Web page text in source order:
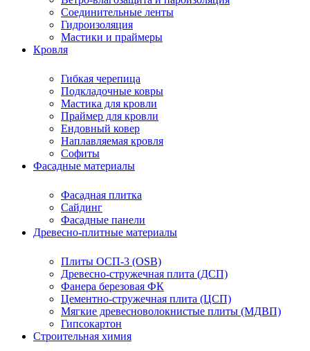
Соединительные ленты
Гидроизоляция
Мастики и праймеры
Кровля
Гибкая черепица
Подкладочные ковры
Мастика для кровли
Праймер для кровли
Ендовный ковер
Наплавляемая кровля
Софиты
Фасадные материалы
Фасадная плитка
Сайдинг
Фасадные панели
Древесно-плитные материалы
Плиты ОСП-3 (OSB)
Древесно-стружечная плита (ДСП)
Фанера березовая ФК
Цементно-стружечная плита (ЦСП)
Мягкие древесноволокнистые плиты (МДВП)
Гипсокартон
Строительная химия